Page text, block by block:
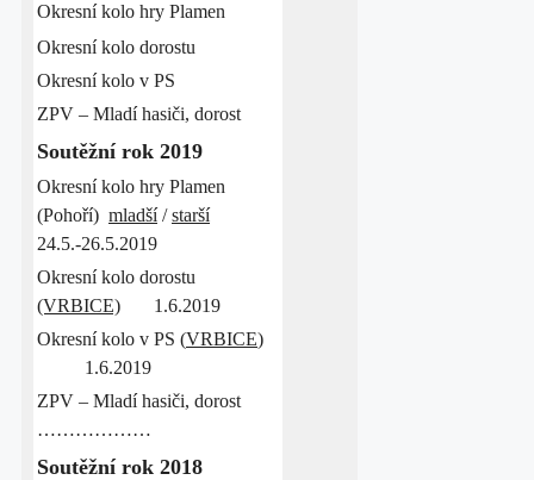
Okresní kolo hry Plamen
Okresní kolo dorostu
Okresní kolo v PS
ZPV – Mladí hasiči, dorost
Soutěžní rok 2019
Okresní kolo hry Plamen
(Pohoří) mladší/starší
24.5.-26.5.2019
Okresní kolo dorostu
(VRBICE) 1.6.2019
Okresní kolo v PS (VRBICE)
1.6.2019
ZPV – Mladí hasiči, dorost
………………
Soutěžní rok 2018